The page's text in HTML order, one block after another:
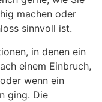
machen oder
sinnvoll ist.
in denen ein
einem Einbruch,
wenn ein
ging. Die